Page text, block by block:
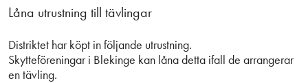
Låna utrustning till tävlingar
Distriktet har köpt in följande utrustning.
Skytteföreningar i Blekinge kan låna detta ifall de arrangerar
en tävling.